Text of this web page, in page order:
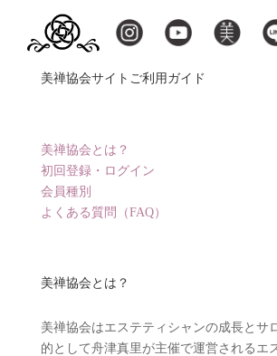
美禅協会サイトご利用ガイド
美禅協会とは？
初回登録・ログイン
会員種別
よくある質問（FAQ）
美禅協会とは？
美禅協会はエステティシャンの成長とサ
的として舟津真里が主催で運営されるエ